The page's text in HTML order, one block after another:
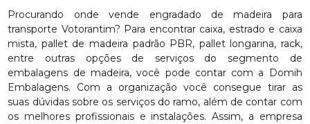
Procurando onde vende engradado de madeira para
transporte Votorantim? Para encontrar caixa, estrado e caixa
mista, pallet de madeira padrão PBR, pallet longarina, rack,
entre outras opções de serviços do segmento de
embalagens de madeira, você pode contar com a Domih
Embalagens. Com a organização você consegue tirar as
suas dúvidas sobre os serviços do ramo, além de contar com
os melhores profissionais e instalações. Assim, a empresa